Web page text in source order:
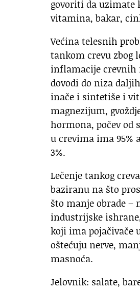
govoriti da uzimate
vitamina, bakar,
Većina telesnih
tankom crevu zbog
inflamacije crevnih
dovodi do niza
inače i sintetiše i
magnezijum,
hormona, počev od
u crevima ima 95%
3%.
Lečenje tankog
baziranu na što
što manje obrade –
industrijske
koji ima pojačivače
oštećuju nerve,
masnoća.
Jelovnik: salate,